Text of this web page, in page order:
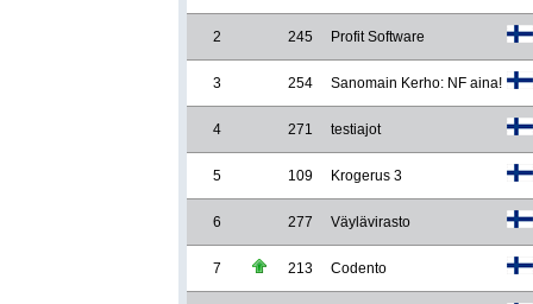
2 245 Profit Software
3 254 Sanomain Kerho: NF aina!
4 271 testiajot
5 109 Krogerus 3
6 277 Väylävirasto
7 213 Codento